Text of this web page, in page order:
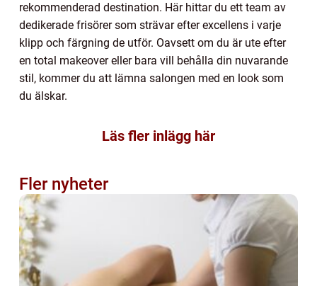
rekommenderad destination. Här hittar du ett team av
dedikerade frisörer som strävar efter excellens i varje
klipp och färgning de utför. Oavsett om du är ute efter
en total makeover eller bara vill behålla din nuvarande
stil, kommer du att lämna salongen med en look som
du älskar.
Läs fler inlägg här
Fler nyheter